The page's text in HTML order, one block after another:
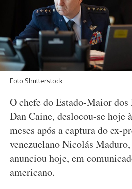
Foto Shutterstock
O chefe do Estado-Maior dos
Dan Caine, deslocou-se hoje
meses após a captura do ex-
venezuelano Nicolás
anunciou hoje, em
americano.